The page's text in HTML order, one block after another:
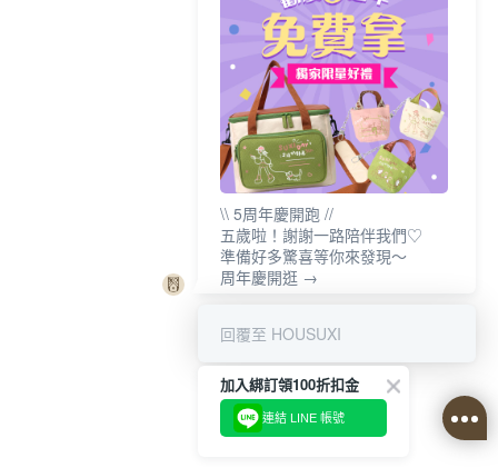
\\ 5周年慶開跑 //
五歲啦！謝謝一路陪伴我們♡
準備好多驚喜等你來發現～
周年慶開逛 →
回覆至 HOUSUXI
加入綁訂領100折扣金
連結 LINE 帳號